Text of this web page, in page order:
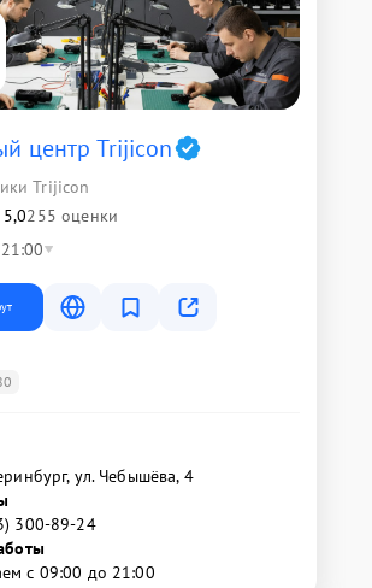
центр Trijicon
Trijicon
5,0255 оценки
ул. Чебышёва, 4
300-89-24
с 09:00 до 21:00